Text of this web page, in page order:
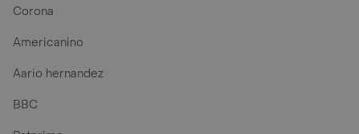
Corona
Americanino
Aario hernandez
BBC